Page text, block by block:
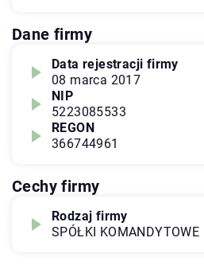
Dane firmy
Data rejestracji firmy
08 marca 2017
NIP
5223085533
REGON
366744961
Cechy firmy
Rodzaj firmy
SPÓŁKI KOMANDYTOWE